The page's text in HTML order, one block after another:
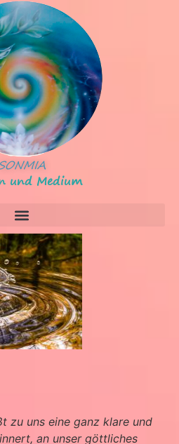
und Medium
zu uns eine ganz klare und
an unser göttliches